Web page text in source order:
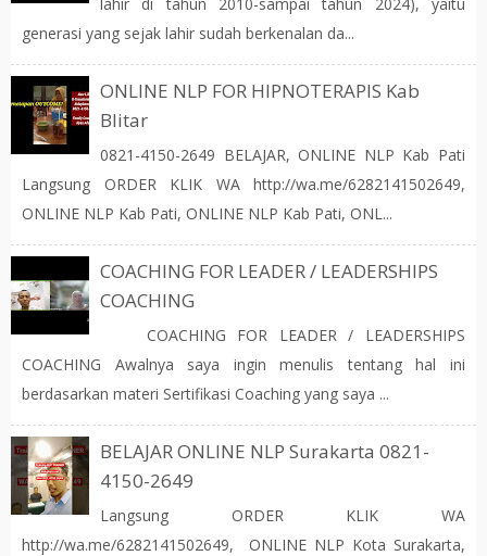
generasi yang sejak lahir sudah berkenalan da...
ONLINE NLP FOR HIPNOTERAPIS Kab
Blitar
0821-4150-2649 BELAJAR, ONLINE NLP Kab Pati
Langsung ORDER KLIK WA http://wa.me/6282141502649,
ONLINE NLP Kab Pati, ONLINE NLP Kab Pati, ONL...
COACHING FOR LEADER / LEADERSHIPS
COACHING
COACHING FOR LEADER / LEADERSHIPS
COACHING Awalnya saya ingin menulis tentang hal ini
berdasarkan materi Sertifikasi Coaching yang saya ...
BELAJAR ONLINE NLP Surakarta 0821-
4150-2649
Langsung ORDER KLIK WA
http://wa.me/6282141502649, ONLINE NLP Kota Surakarta,